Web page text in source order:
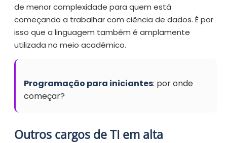
de menor complexidade para quem está
começando a trabalhar com ciência de dados. É por
isso que a linguagem também é amplamente
utilizada no meio acadêmico.
Programação para iniciantes: por onde
começar?
Outros cargos de TI em alta